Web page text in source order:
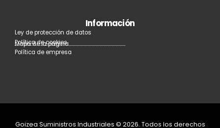
Información
Ley de protección de datos
Política de cookies
Política de empresa
Mapa de la página
Goizea Suministros Industriales © 2026. Todos los derechos